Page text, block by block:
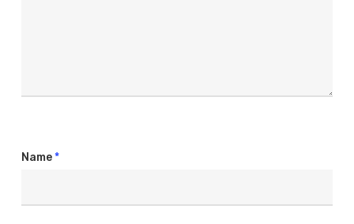
Name*